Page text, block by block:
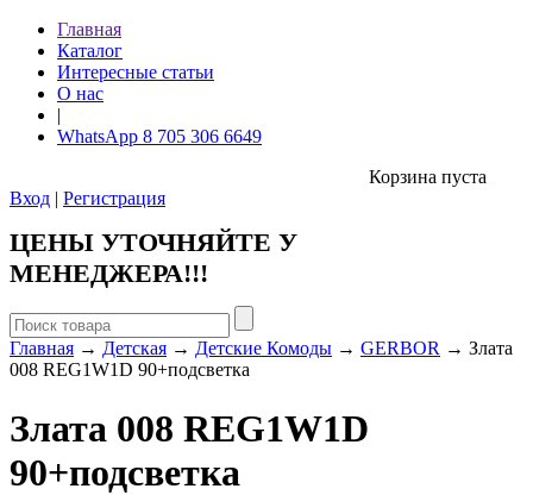
Главная
Каталог
Интересные статьи
О нас
|
WhatsApp 8 705 306 6649
Корзина пуста
Вход | Регистрация
ЦЕНЫ УТОЧНЯЙТЕ У
МЕНЕДЖЕРА!!!
Главная → Детская → Детские Комоды → GERBOR → Злата
008 REG1W1D 90+подсветка
Злата 008 REG1W1D
90+подсветка